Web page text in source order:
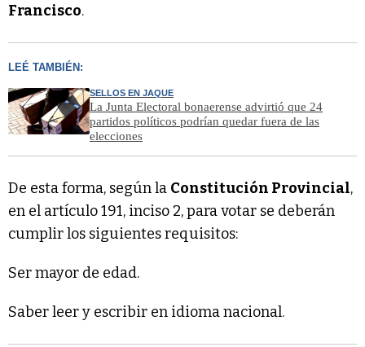
Francisco.
LEÉ TAMBIÉN:
SELLOS EN JAQUE
La Junta Electoral bonaerense advirtió que 24
partidos políticos podrían quedar fuera de las
elecciones
De esta forma, según la Constitución Provincial,
en el artículo 191, inciso 2, para votar se deberán
cumplir los siguientes requisitos:
Ser mayor de edad.
Saber leer y escribir en idioma nacional.